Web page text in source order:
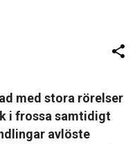
med stora rörelser
i frossa samtidigt
avlöste